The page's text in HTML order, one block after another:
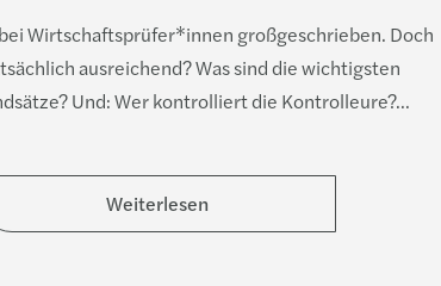
Wirtschaftsprüfer*innen großgeschrieben. Doch
ausreichend? Was sind die wichtigsten
Und: Wer kontrolliert die Kontrolleure?...
Weiterlesen